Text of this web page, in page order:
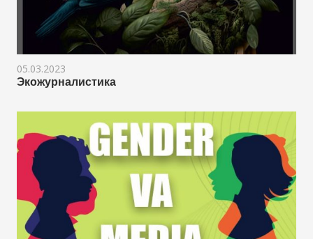
05.03.2023
Экожурналистика